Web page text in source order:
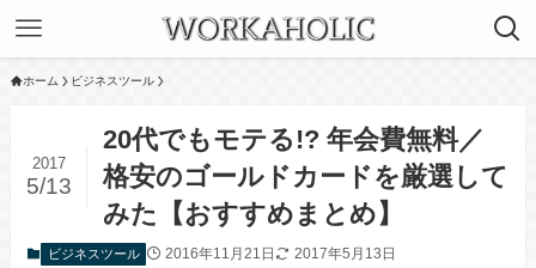
ホーム ビジネスツール
20代でもモテる!? 年会費無料／
格安のゴールドカードを厳選して
みた【おすすめまとめ】
2017
5/13
ビジネスツール 2016年11月21日 2017年5月13日